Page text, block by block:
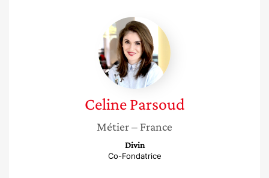
Celine
Parsoud
Celine Parsoud
Métier– France
Divin
Co-Fondatrice